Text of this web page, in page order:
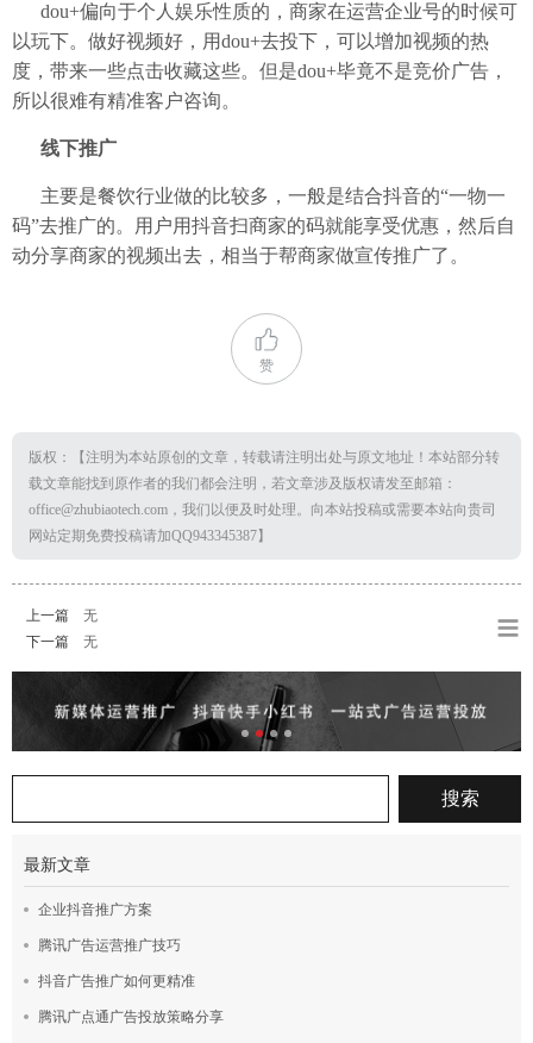
dou+偏向于个人娱乐性质的，商家在运营企业号的时候可
以玩下。做好视频好，用dou+去投下，可以增加视频的热
度，带来一些点击收藏这些。但是dou+毕竟不是竞价广告，
所以很难有精准客户咨询。
线下推广
主要是餐饮行业做的比较多，一般是结合抖音的“一物一
码”去推广的。用户用抖音扫商家的码就能享受优惠，然后自
动分享商家的视频出去，相当于帮商家做宣传推广了。
赞
版权：【注明为本站原创的文章，转载请注明出处与原文地址！本站部分转
载文章能找到原作者的我们都会注明，若文章涉及版权请发至邮箱：
office@zhubiaotech.com，我们以便及时处理。向本站投稿或需要本站向贵司
网站定期免费投稿请加QQ943345387】
上一篇
无
下一篇
无
最新文章
企业抖音推广方案
腾讯广告运营推广技巧
抖音广告推广如何更精准
腾讯广点通广告投放策略分享